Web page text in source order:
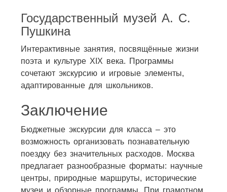
Государственный музей А. С.
Пушкина
Интерактивные занятия, посвящённые жизни
поэта и культуре XIX века. Программы
сочетают экскурсию и игровые элементы,
адаптированные для школьников.
Заключение
Бюджетные экскурсии для класса – это
возможность организовать познавательную
поездку без значительных расходов. Москва
предлагает разнообразные форматы: научные
центры, природные маршруты, исторические
музеи и обзорные программы. При грамотном